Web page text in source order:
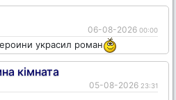
06-08-2026 00:00
украсил роман
кімната
05-08-2026 23:31